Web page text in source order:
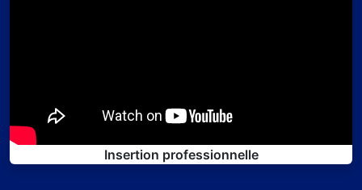
Insertion professionnelle